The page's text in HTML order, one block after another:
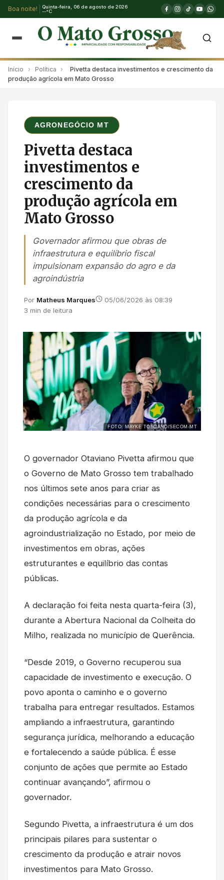
Boa noite!
Quinta-feira, 06 de agosto de 2026
--°C
Início › Política ›
Pivetta destaca investimentos e crescimento da
produção agrícola em Mato Grosso
AGRONEGÓCIO MT
Pivetta destaca
investimentos e
crescimento da
produção agrícola em
Mato Grosso
Governador afirmou que obras de
infraestrutura e equilíbrio fiscal
impulsionam expansão do agro e da
agroindústria
Por Matheus Marques
05/06/2026 às 08:39
3 min de leitura
FOTO: MAYKE TOSCANO/SECOM-MT
O governador Otaviano Pivetta afirmou que
o Governo de Mato Grosso tem trabalhado
nos últimos sete anos para criar as
condições necessárias para o crescimento
da produção agrícola e da
agroindustrialização no Estado, por meio de
investimentos em obras, ações
estruturantes e equilíbrio das contas
públicas.
A declaração foi feita nesta quarta-feira (3),
durante a Abertura Nacional da Colheita do
Milho, realizada no município de Querência.
“Desde 2019, o Governo recuperou sua
capacidade de investimento e execução. O
povo aponta o caminho e o governo
trabalha para entregar resultados. Estamos
ampliando a infraestrutura, garantindo
segurança jurídica, melhorando a educação
e fortalecendo a saúde pública. É esse
conjunto de ações que permite ao Estado
continuar avançando”, afirmou o
governador.
Segundo Pivetta, a infraestrutura é um dos
principais pilares para sustentar o
crescimento da produção e atrair novos
investimentos para Mato Grosso.